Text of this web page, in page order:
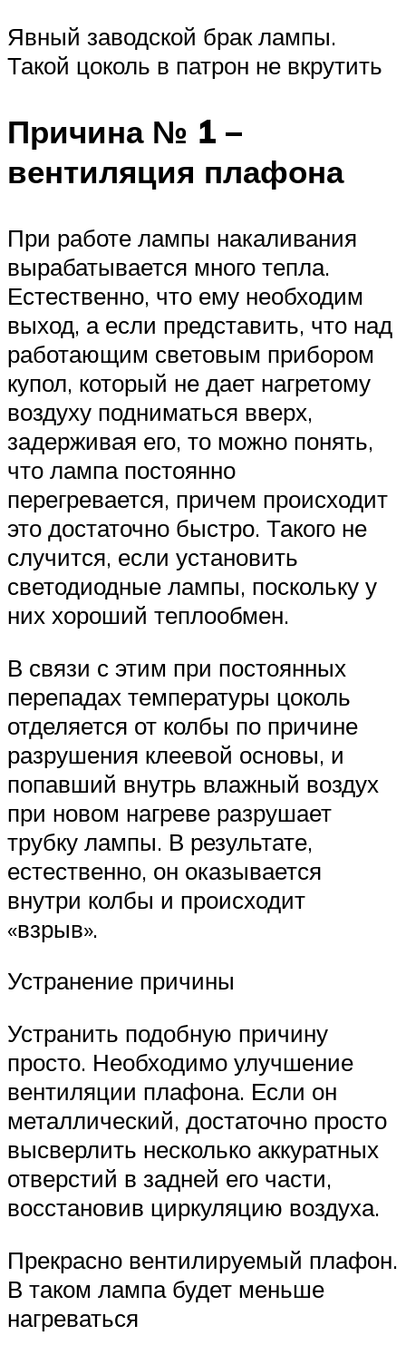
Явный заводской брак лампы.
Такой цоколь в патрон не вкрутить
Причина № 1 –
вентиляция плафона
При работе лампы накаливания
вырабатывается много тепла.
Естественно, что ему необходим
выход, а если представить, что над
работающим световым прибором
купол, который не дает нагретому
воздуху подниматься вверх,
задерживая его, то можно понять,
что лампа постоянно
перегревается, причем происходит
это достаточно быстро. Такого не
случится, если установить
светодиодные лампы, поскольку у
них хороший теплообмен.
В связи с этим при постоянных
перепадах температуры цоколь
отделяется от колбы по причине
разрушения клеевой основы, и
попавший внутрь влажный воздух
при новом нагреве разрушает
трубку лампы. В результате,
естественно, он оказывается
внутри колбы и происходит
«взрыв».
Устранение причины
Устранить подобную причину
просто. Необходимо улучшение
вентиляции плафона. Если он
металлический, достаточно просто
высверлить несколько аккуратных
отверстий в задней его части,
восстановив циркуляцию воздуха.
Прекрасно вентилируемый плафон.
В таком лампа будет меньше
нагреваться